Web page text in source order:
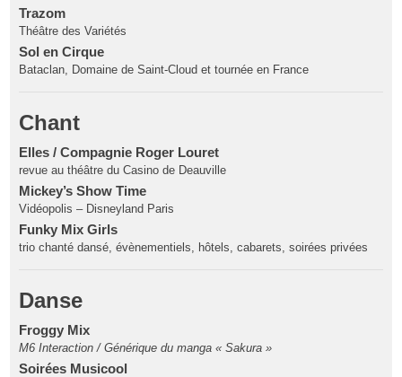
Trazom
Théâtre des Variétés
Sol en Cirque
Bataclan, Domaine de Saint-Cloud et tournée en France
Chant
Elles / Compagnie Roger Louret
revue au théâtre du Casino de Deauville
Mickey’s Show Time
Vidéopolis – Disneyland Paris
Funky Mix Girls
trio chanté dansé, évènementiels, hôtels, cabarets, soirées privées
Danse
Froggy Mix
M6 Interaction / Générique du manga « Sakura »
Soirées Musicool